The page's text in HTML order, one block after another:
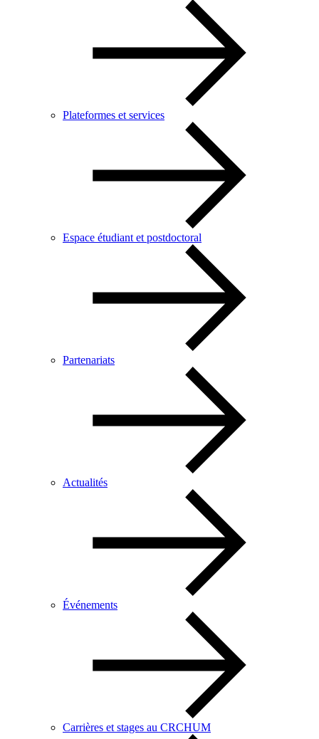
Plateformes et services
Espace étudiant et postdoctoral
Partenariats
Actualités
Événements
Carrières et stages au CRCHUM